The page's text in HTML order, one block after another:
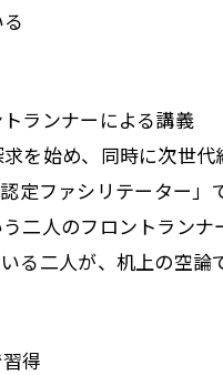
ランナーによる講義
を始め、同時に次世代
定ファシリテーター」
二人のフロントランナ
る二人が、机上の空論
得